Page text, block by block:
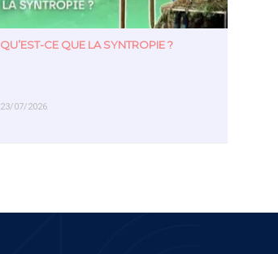
QU’EST-CE QUE LA SYNTROPIE ?
23/07/2026